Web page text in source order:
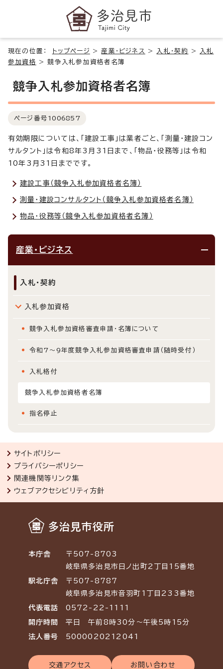
現在の位置： トップページ > 産業・ビジネス > 入札・契約 >
入札
参加資格
>競争入札参加資格者名簿
競争入札参加資格者名簿
ページ番号 1006857
有効期限については、「建設工事」は業者ごと、「測量・建設コン
サルタント」は令和8年3月31日まで、「物品・役務等」は令和
10年3月31日までです。
建設工事（競争入札参加資格者名簿）
測量・建設コンサルタント（競争入札参加資格者名簿）
物品・役務等（競争入札参加資格者名簿）
産業・ビジネス
入札・契約
入札参加資格
競争入札参加資格審査申請・名簿について
令和7～9年度競争入札参加資格審査申請（随時受付）
入札格付
競争入札参加資格者名簿
指名停止
サイトポリシー
プライバシーポリシー
関連機関等リンク集
ウェブアクセシビリティ方針
多治見市役所
本庁舎
〒507-8703
岐阜県多治見市日ノ出町2丁目15番地
駅北庁舎
〒507-8787
岐阜県多治見市音羽町1丁目233番地
代表電話 0572-22-1111
開庁時間 平日 午前8時30分～午後5時15分
法人番号 5000020212041
交通アクセス お問い合わせ